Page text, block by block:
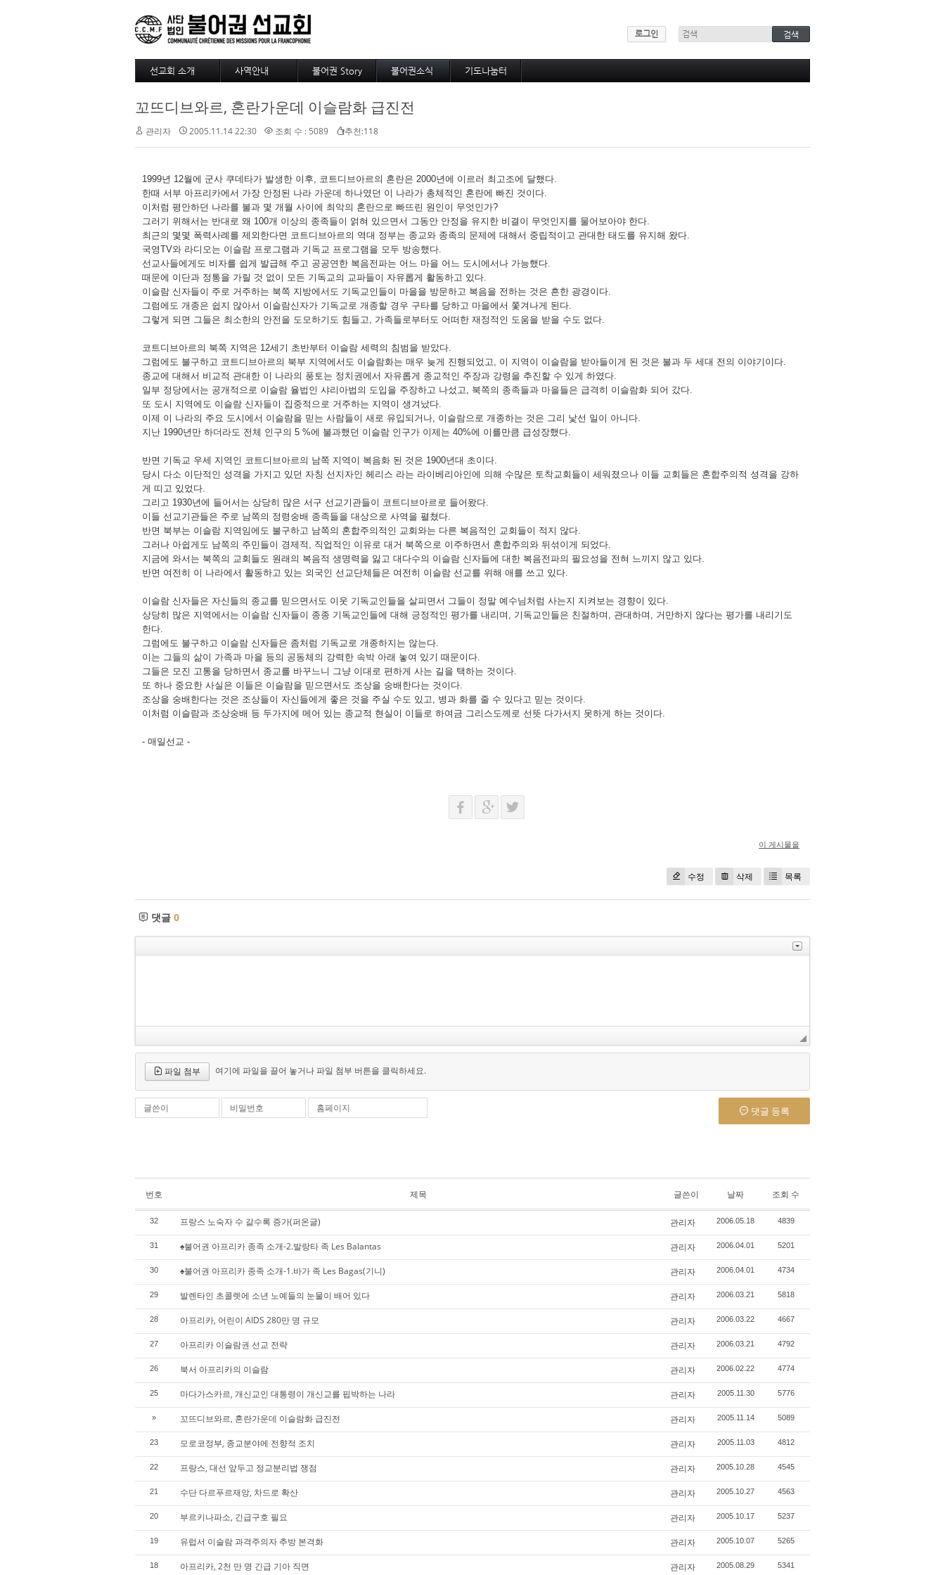
로그인
선교회 소개
4대정신
섬기는 사람들
선교사
찾아오시는길
선교회 후원 계좌
사역안내
훈련
긍휼
BAM
출판/정기기도
불어권 Story
방주지
공지사항
불어권소식
아프리카소식
기도나눔터
꼬뜨디브와르, 혼란가운데 이슬람화 급진전
관리자 2005.11.14 22:30 조회 수 : 5089 추천:118
1999년 12월에 군사 쿠데타가 발생한 이후, 코트디브아르의 혼란은 2000년에 이르러 최고조에 달했다.
한때 서부 아프리카에서 가장 안정된 나라 가운데 하나였던 이 나라가 총체적인 혼란에 빠진 것이다.
이처럼 평안하던 나라를 불과 몇 개월 사이에 최악의 혼란으로 빠뜨린 원인이 무엇인가?
그러기 위해서는 반대로 왜 100개 이상의 종족들이 얽혀 있으면서 그동안 안정을 유지한 비결이 무엇인지를 물어보아야 한다.
최근의 몇몇 폭력사례를 제외한다면 코트디브아르의 역대 정부는 종교와 종족의 문제에 대해서 중립적이고 관대한 태도를 유지해 왔다.
국영TV와 라디오는 이슬람 프로그램과 기독교 프로그램을 모두 방송했다.
선교사들에게도 비자를 쉽게 발급해 주고 공공연한 복음전파는 어느 마을 어느 도시에서나 가능했다.
때문에 이단과 정통을 가릴 것 없이 모든 기독교의 교파들이 자유롭게 활동하고 있다.
이슬람 신자들이 주로 거주하는 북쪽 지방에서도 기독교인들이 마을을 방문하고 복음을 전하는 것은 흔한 광경이다.
그럼에도 개종은 쉽지 않아서 이슬람신자가 기독교로 개종할 경우 구타를 당하고 마을에서 쫓겨나게 된다.
그렇게 되면 그들은 최소한의 안전을 도모하기도 힘들고, 가족들로부터도 어떠한 재정적인 도움을 받을 수도 없다.
코트디브아르의 북쪽 지역은 12세기 초반부터 이슬람 세력의 침범을 받았다.
그럼에도 불구하고 코트디브아르의 북부 지역에서도 이슬람화는 매우 늦게 진행되었고, 이 지역이 이슬람을 받아들이게 된 것은 불과 두 세대 전의 이야기이다.
종교에 대해서 비교적 관대한 이 나라의 풍토는 정치권에서 자유롭게 종교적인 주장과 강령을 추진할 수 있게 하였다.
일부 정당에서는 공개적으로 이슬람 율법인 샤리아법의 도입을 주장하고 나섰고, 북쪽의 종족들과 마을들은 급격히 이슬람화 되어 갔다.
또 도시 지역에도 이슬람 신자들이 집중적으로 거주하는 지역이 생겨났다.
이제 이 나라의 주요 도시에서 이슬람을 믿는 사람들이 새로 유입되거나, 이슬람으로 개종하는 것은 그리 낯선 일이 아니다.
지난 1990년만 하더라도 전체 인구의 5 %에 불과했던 이슬람 인구가 이제는 40%에 이를만큼 급성장했다.
반면 기독교 우세 지역인 코트디브아르의 남쪽 지역이 복음화 된 것은 1900년대 초이다.
당시 다소 이단적인 성격을 가지고 있던 자칭 선지자인 헤리스 라는 라이베리아인에 의해 수많은 토착교회들이 세워졌으나 이들 교회들은 혼합주의적 성격을 강하
게 띠고 있었다.
그리고 1930년에 들어서는 상당히 많은 서구 선교기관들이 코트디브아르로 들어왔다.
이들 선교기관들은 주로 남쪽의 정령숭배 종족들을 대상으로 사역을 펼쳤다.
반면 북부는 이슬람 지역임에도 불구하고 남쪽의 혼합주의적인 교회와는 다른 복음적인 교회들이 적지 않다.
그러나 아쉽게도 남쪽의 주민들이 경제적, 직업적인 이유로 대거 북쪽으로 이주하면서 혼합주의와 뒤섞이게 되었다.
지금에 와서는 북쪽의 교회들도 원래의 복음적 생명력을 잃고 대다수의 이슬람 신자들에 대한 복음전파의 필요성을 전혀 느끼지 않고 있다.
반면 여전히 이 나라에서 활동하고 있는 외국인 선교단체들은 여전히 이슬람 선교를 위해 애를 쓰고 있다.
이슬람 신자들은 자신들의 종교를 믿으면서도 이웃 기독교인들을 살피면서 그들이 정말 예수님처럼 사는지 지켜보는 경향이 있다.
상당히 많은 지역에서는 이슬람 신자들이 종종 기독교인들에 대해 긍정적인 평가를 내리며, 기독교인들은 친절하며, 관대하며, 거만하지 않다는 평가를 내리기도
한다.
그럼에도 불구하고 이슬람 신자들은 좀처럼 기독교로 개종하지는 않는다.
이는 그들의 삶이 가족과 마을 등의 공동체의 강력한 속박 아래 놓여 있기 때문이다.
그들은 모진 고통을 당하면서 종교를 바꾸느니 그냥 이대로 편하게 사는 길을 택하는 것이다.
또 하나 중요한 사실은 이들은 이슬람을 믿으면서도 조상을 숭배한다는 것이다.
조상을 숭배한다는 것은 조상들이 자신들에게 좋은 것을 주실 수도 있고, 병과 화를 줄 수 있다고 믿는 것이다.
이처럼 이슬람과 조상숭배 등 두가지에 메어 있는 종교적 현실이 이들로 하여금 그리스도께로 선뜻 다가서지 못하게 하는 것이다.
- 매일선교 -
이 게시물을
수정 삭제 목록
댓글 0
파일 첨부 여기에 파일을 끌어 놓거나 파일 첨부 버튼을 클릭하세요.
글쓴이 비밀번호 홈페이지 댓글 등록
번호 제목 글쓴이 날짜 조회 수
32 프랑스 노숙자 수 갈수록 증가(퍼온글) 관리자 2006.05.18 4839
31 ♠불어권 아프리카 종족 소개-2.발랑타 족 Les Balantas 관리자 2006.04.01 5201
30 ♠불어권 아프리카 종족 소개-1.바가 족 Les Bagas(기니) 관리자 2006.04.01 4734
29 발렌타인 초콜렛에 소년 노예들의 눈물이 배어 있다 관리자 2006.03.21 5818
28 아프리카, 어린이 AIDS 280만 명 규모 관리자 2006.03.22 4667
27 아프리카 이슬람권 선교 전략 관리자 2006.03.21 4792
26 북서 아프리카의 이슬람 관리자 2006.02.22 4774
25 마다가스카르, 개신교인 대통령이 개신교를 핍박하는 나라 관리자 2005.11.30 5776
» 꼬뜨디브와르, 혼란가운데 이슬람화 급진전 관리자 2005.11.14 5089
23 모로코정부, 종교분야에 전향적 조치 관리자 2005.11.03 4812
22 프랑스, 대선 앞두고 정교분리법 쟁점 관리자 2005.10.28 4545
21 수단 다르푸르재앙, 차드로 확산 관리자 2005.10.27 4563
20 부르키나파소, 긴급구호 필요 관리자 2005.10.17 5237
19 유럽서 이슬람 과격주의자 추방 본격화 관리자 2005.10.07 5265
18 아프리카, 2천 만 명 긴급 기아 직면 관리자 2005.08.29 5341